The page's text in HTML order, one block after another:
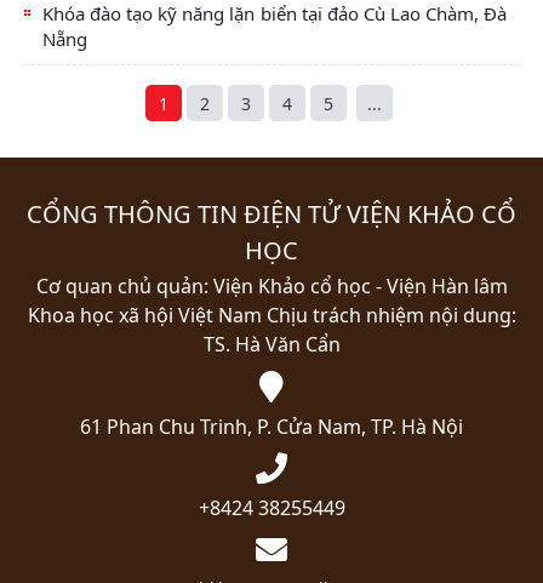
Khóa đào tạo kỹ năng lặn biển tại đảo Cù Lao Chàm, Đà
Nẵng
1 2 3 4 5 ...
CỔNG THÔNG TIN ĐIỆN TỬ VIỆN KHẢO CỔ
HỌC
Cơ quan chủ quản: Viện Khảo cổ học - Viện Hàn lâm
Khoa học xã hội Việt Nam Chịu trách nhiệm nội dung:
TS. Hà Văn Cẩn
61 Phan Chu Trinh, P. Cửa Nam, TP. Hà Nội
+8424 38255449